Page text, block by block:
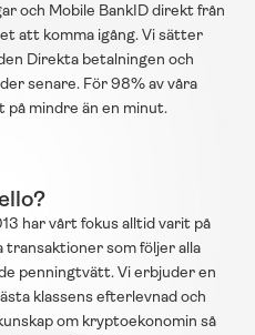
och Mobile BankID direkt från
att komma igång. Vi sätter
Direkta betalningen och
senare. För 98% av våra
mindre än en minut.
har vårt fokus alltid varit på
som följer alla
penningtvätt. Vi erbjuder en
klassens efterlevnad och
om kryptoekonomin så